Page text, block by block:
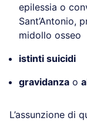
epilessia o
Sant’Antonio,
midollo osseo
istinti suicidi
gravidanza o
L’assunzione di